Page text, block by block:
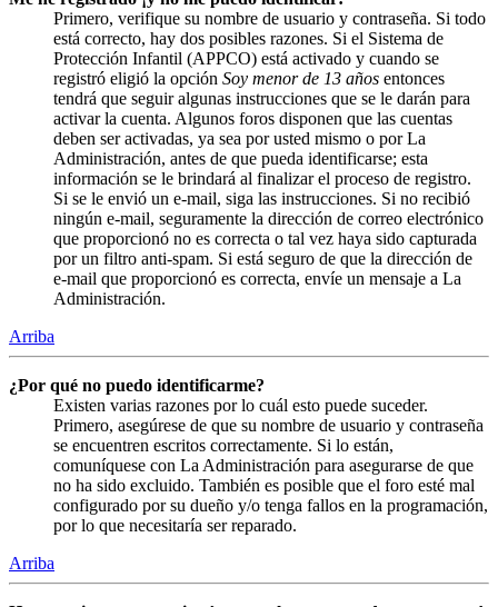
Primero, verifique su nombre de usuario y contraseña. Si todo
está correcto, hay dos posibles razones. Si el Sistema de
Protección Infantil (APPCO) está activado y cuando se
registró eligió la opción Soy menor de 13 años entonces
tendrá que seguir algunas instrucciones que se le darán para
activar la cuenta. Algunos foros disponen que las cuentas
deben ser activadas, ya sea por usted mismo o por La
Administración, antes de que pueda identificarse; esta
información se le brindará al finalizar el proceso de registro.
Si se le envió un e-mail, siga las instrucciones. Si no recibió
ningún e-mail, seguramente la dirección de correo electrónico
que proporcionó no es correcta o tal vez haya sido capturada
por un filtro anti-spam. Si está seguro de que la dirección de
e-mail que proporcionó es correcta, envíe un mensaje a La
Administración.
Arriba
¿Por qué no puedo identificarme?
Existen varias razones por lo cuál esto puede suceder.
Primero, asegúrese de que su nombre de usuario y contraseña
se encuentren escritos correctamente. Si lo están,
comuníquese con La Administración para asegurarse de que
no ha sido excluido. También es posible que el foro esté mal
configurado por su dueño y/o tenga fallos en la programación,
por lo que necesitaría ser reparado.
Arriba